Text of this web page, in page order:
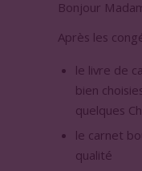
Bonjour
Après les
le livre de
bien
quelques
le carnet
qualité